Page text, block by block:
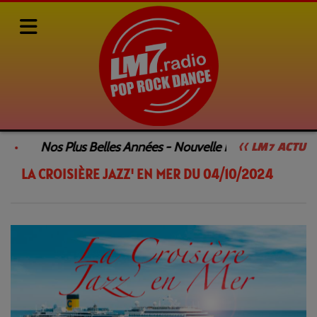
<< LM7 ACTU
Nos Plus Belles Années - Nouvelle Émission
Rediffusions de nos émissions LA CROISIÈRE JAZZ' EN MER
LA CROISIÈRE JAZZ' EN MER DU 04/10/2024